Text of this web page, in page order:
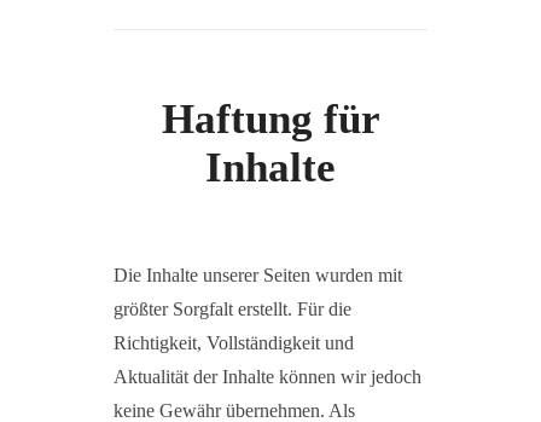
Haftung für
Inhalte
Die Inhalte unserer Seiten wurden mit
größter Sorgfalt erstellt. Für die
Richtigkeit, Vollständigkeit und
Aktualität der Inhalte können wir jedoch
keine Gewähr übernehmen. Als